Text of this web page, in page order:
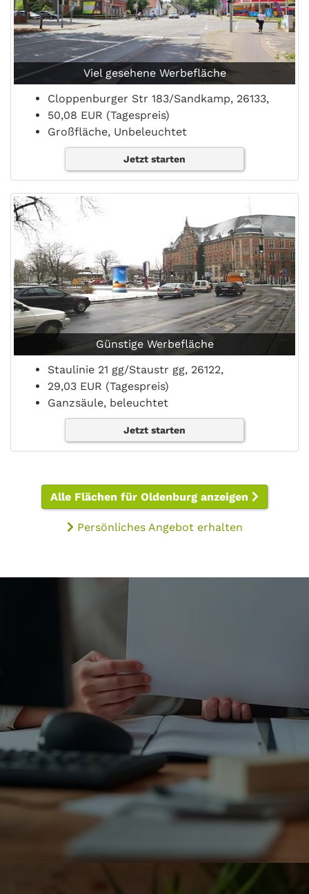
Viel gesehene Werbefläche
Cloppenburger Str 183/Sandkamp, 26133,
50,08 EUR (Tagespreis)
Großfläche, Unbeleuchtet
Jetzt starten
Günstige Werbefläche
Staulinie 21 gg/Staustr gg, 26122,
29,03 EUR (Tagespreis)
Ganzsäule, beleuchtet
Jetzt starten
Alle Flächen für Oldenburg anzeigen
Persönliches Angebot erhalten